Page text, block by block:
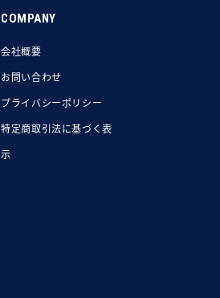
COMPANY
会社概要
お問い合わせ
プライバシーポリシー
特定商取引法に基づく表
示